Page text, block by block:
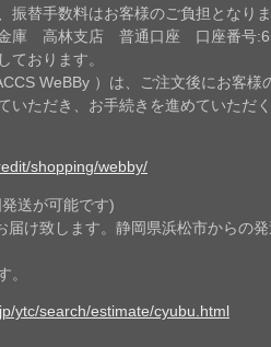
振替手数料はお客様のご負担となりま
金庫 高林支店 普通口座 口座番号
ております。
WeBBy ）は、ご注文後にお客
いただき、お手続きを進めていた
shopping/webby/
送が可能です)
け致します。静岡県浜松市からの
。
ytc/search/estimate/cyubu.html